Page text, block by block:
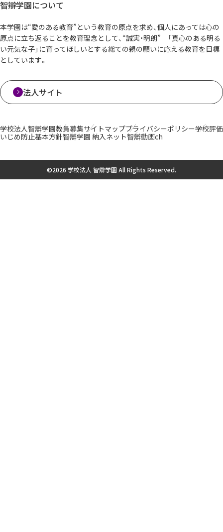
智辯学園について
本学園は“愛のある教育”という教育の原点を求め、個人にあっては心の
原点に立ち返ることを教育理念として、“誠実・明朗” 「真心のある明る
い元気な子」に育ってほしいとする総ての親の願いに応える教育を目標
としています。
法人サイト
学校法人智辯学園教員募集サイトマッププライバシーポリシー学校評価
いじめ防止基本方針智辯学園 納入ネット智辯動画ch
©2026 学校法人 智辯学園 All Rights Reserved.